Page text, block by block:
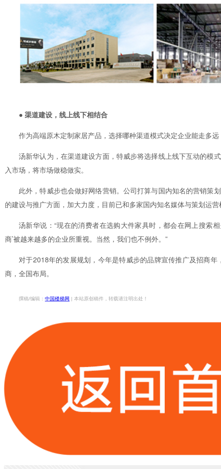
● 渠道建设，线上线下相结合
作为高端原木定制家居产品，选择哪种渠道模式决定企业能走多
汤新华认为，在渠道建设方面，特威步将选择线上线下互动的模
入市场，将市场做稳做实。
此外，特威步也会做好网络营销。公司打算与国内知名的营销策
的建设与推广方面，加大力度，目前已和多家国内知名媒体与策划运
汤新华说：“现在的消费者在选购大件家具时，都会在网上搜索
商’被越来越多的企业所重视。当然，我们也不例外。”
对于2018年的发展规划，今年是特威步的品牌宣传推广及招商
商，全国布局。
撰稿/编辑： 中国楼梯网 | 本站原创稿件，转载请注明出处！